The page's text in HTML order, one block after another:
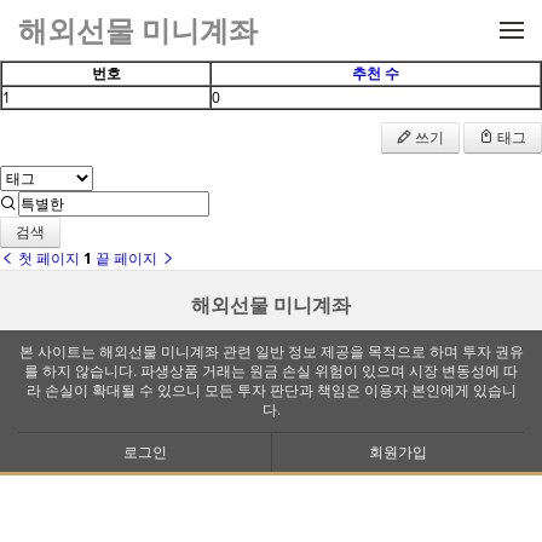
메뉴 건너뛰기
해외선물 미니계좌
번호
추천 수
1
0
쓰기
태그
검색
첫 페이지 1 끝 페이지
해외선물 미니계좌
본 사이트는 해외선물 미니계좌 관련 일반 정보 제공을 목적으로 하며 투자 권유
를 하지 않습니다. 파생상품 거래는 원금 손실 위험이 있으며 시장 변동성에 따
라 손실이 확대될 수 있으니 모든 투자 판단과 책임은 이용자 본인에게 있습니
다.
로그인 회원가입